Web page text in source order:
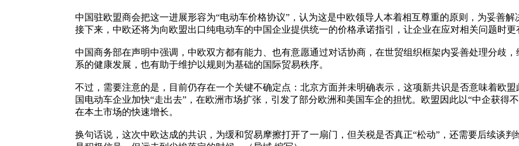
中国驻欧盟商会把这一进展形容为“电动车价格协议”，认为这是中欧领导人本着相互尊重的原则，为妥善
接下来，中欧还将为向欧盟出口纯电动车的中国企业提供统一的价格承诺指引，让企业在应对相关问题时更
中国商务部在声明中强调，中欧双方都有能力、也有意愿通过对话协商，在世贸组织框架内妥善处理分歧
系的健康发展，也有助于维护以规则为基础的国际贸易秩序。
不过，需要注意的是，目前仍存在一个关键不确定点：北京方面并未明确表示，这项新共识是否意味着欧
国电动车企业加快“走出去”，在欧洲市场扩张，引发了部分欧洲和美国车企的担忧。欧盟因此以“中企获
在本土市场的快速增长。
换句话说，这次中欧达成的共识，为缓和贸易摩擦打开了一扇门，但关税是否真正“松动”，还需要后续谈